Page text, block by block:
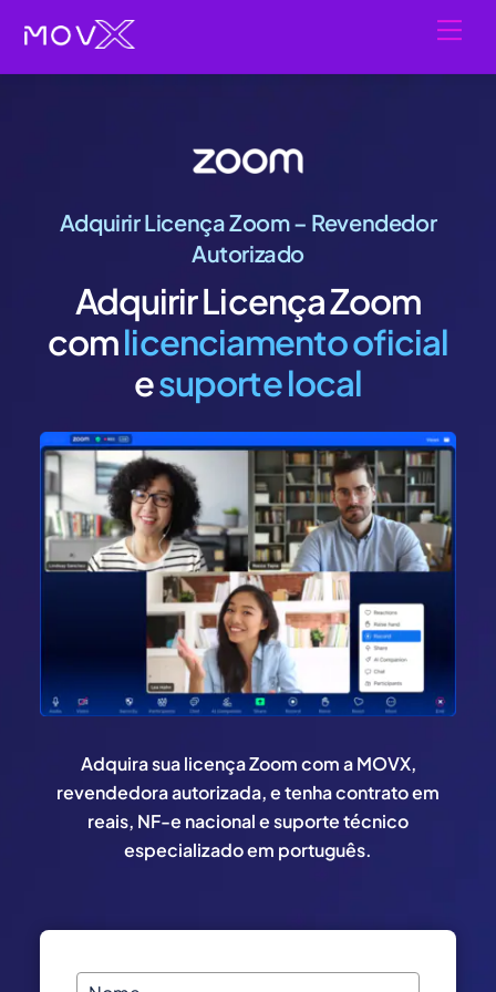
content
Adquirir Licença Zoom – Revendedor
Autorizado
Adquirir Licença Zoom
comlicenciamento oficial
esuporte local
Adquira sua licença Zoom com a MOVX,
revendedora autorizada, e tenha contrato em
reais, NF-e nacional e suporte técnico
especializado em português.